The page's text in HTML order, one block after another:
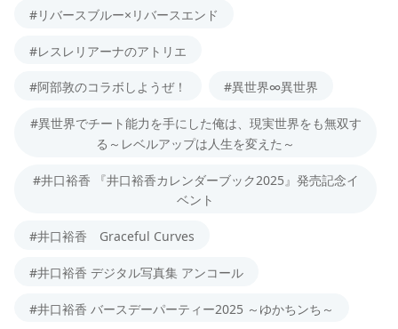
#リバースブルー×リバースエンド
#レスレリアーナのアトリエ
#阿部敦のコラボしようぜ！ #異世界∞異世界
#異世界でチート能力を手にした俺は、現実世界をも無双す
る～レベルアップは人生を変えた～
#井口裕香 『井口裕香カレンダーブック2025』発売記念イ
ベント
#井口裕香 Graceful Curves
#井口裕香 デジタル写真集 アンコール
#井口裕香 バースデーパーティー2025 ～ゆかちンち～